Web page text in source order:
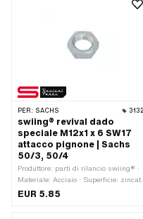
PER: SACHS
swiing® revival dado
speciale M12x1 x 6 SW17
attacco pignone | Sachs
50/3, 50/4
Produttore: parti di rilancio swiing® ·
Materiale: Acciaio · Superficie:
(blu) · Tipo di dado: Dado esagonale
EUR 5.85